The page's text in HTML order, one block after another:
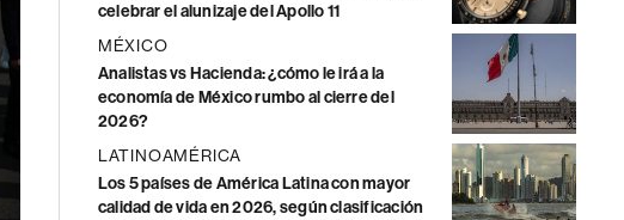
celebrar el alunizaje del Apollo 11
MÉXICO
Analistas vs Hacienda: ¿cómo le irá a la
economía de México rumbo al cierre del
2026?
LATINOAMÉRICA
Los 5 países de América Latina con mayor
calidad de vida en 2026, según clasificación